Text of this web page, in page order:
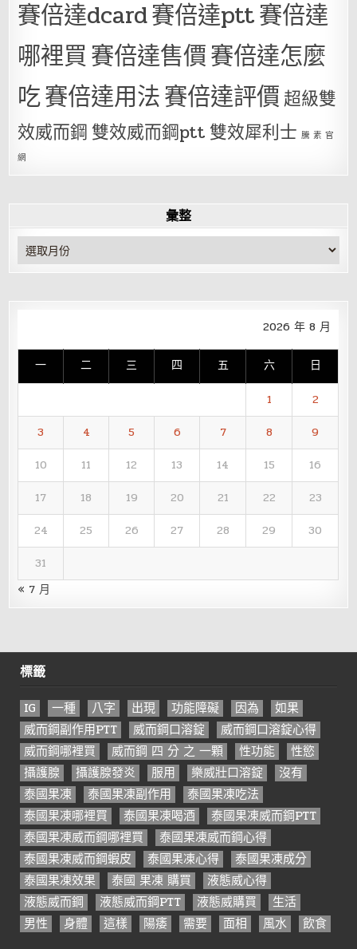
賽倍達dcard賽倍達ptt賽倍達
哪裡買賽倍達售價賽倍達怎麼
吃賽倍達用法賽倍達評價超級雙
效威而鋼 雙效威而鋼ptt 雙效犀利士 騰 素 官
網
彙整
彙
整
2026 年 8 月
一 二 三 四 五 六 日
1
2
3
4 5 6 7 8
9
10
11 12 13 14 15
16
17
18 19 20 21 22
23
24
25 26 27 28 29
30
31
« 7 月
標籤
IG 一種 八字 出現 功能障礙 因為
如果
威而鋼副作用PTT
威而鋼口溶錠
威而鋼口溶錠心得
威而鋼哪裡買
威而鋼 四 分 之 一顆 性功能
性慾
攝護腺
攝護腺發炎 服用 樂威壯口溶錠
沒有
泰國果凍
泰國果凍副作用
泰國果凍吃法
泰國果凍哪裡買
泰國果凍喝酒
泰國果凍威而鋼PTT
泰國果凍威而鋼哪裡買
泰國果凍威而鋼心得
泰國果凍威而鋼蝦皮
泰國果凍心得
泰國果凍成分
泰國果凍效果
泰國 果凍 購買
液態威心得
液態威而鋼
液態威而鋼PTT 液態威購買
生活
男性
身體 這樣 陽痿 需要 面相 風水 飲食